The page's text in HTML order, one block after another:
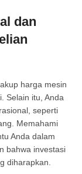
dan
harga mesin
Selain itu, Anda
seperti
Memahami
Anda dalam
bahwa investasi
diharapkan.